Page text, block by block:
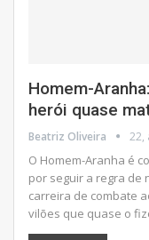
Homem-
herói quase
Beatriz Oliveira 22,
O Homem-Aranha é
por seguir a regra de
carreira de combate
vilões que quase o